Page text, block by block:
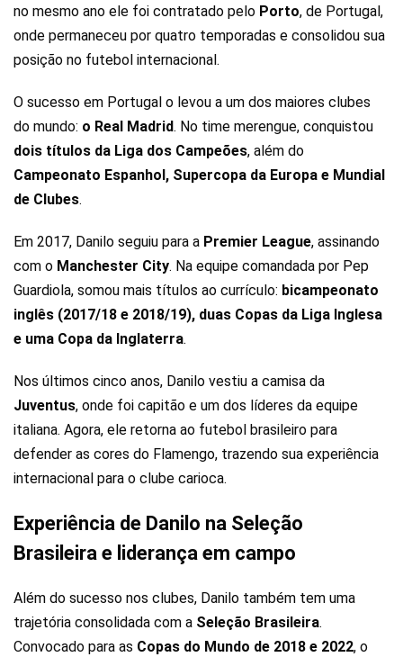
no mesmo ano ele foi contratado pelo Porto, de Portugal,
onde permaneceu por quatro temporadas e consolidou sua
posição no futebol internacional.
O sucesso em Portugal o levou a um dos maiores clubes
do mundo: o Real Madrid. No time merengue, conquistou
dois títulos da Liga dos Campeões, além do
Campeonato Espanhol, Supercopa da Europa e Mundial
de Clubes.
Em 2017, Danilo seguiu para a Premier League, assinando
com o Manchester City. Na equipe comandada por Pep
Guardiola, somou mais títulos ao currículo: bicampeonato
inglês (2017/18 e 2018/19), duas Copas da Liga Inglesa
e uma Copa da Inglaterra.
Nos últimos cinco anos, Danilo vestiu a camisa da
Juventus, onde foi capitão e um dos líderes da equipe
italiana. Agora, ele retorna ao futebol brasileiro para
defender as cores do Flamengo, trazendo sua experiência
internacional para o clube carioca.
Experiência de Danilo na Seleção
Brasileira e liderança em campo
Além do sucesso nos clubes, Danilo também tem uma
trajetória consolidada com a Seleção Brasileira.
Convocado para as Copas do Mundo de 2018 e 2022, o